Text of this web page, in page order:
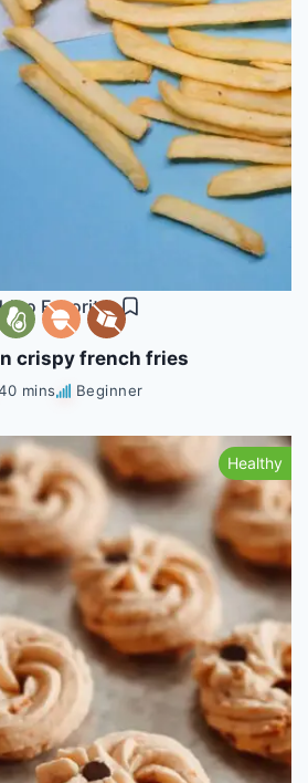
to Favorites
crispy french fries
mins Beginner
Healthy